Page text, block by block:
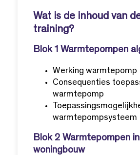
Wat is de inhoud van
training?
Blok 1 Warmtepompen
Werking warmtepomp
Consequenties
warmtepomp
warmtepompsysteem
Blok 2 Warmtepompen
woningbouw